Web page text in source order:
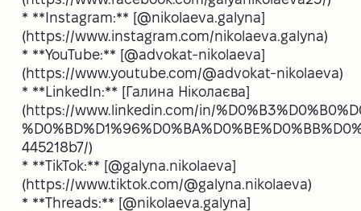
* **Instagram:** [@nikolaeva.galyna]
(https://www.instagram.com/nikolaeva.galyna)
* **YouTube:** [@advokat-nikolaeva]
(https://www.youtube.com/@advokat-nikolaeva)
* **LinkedIn:** [Галина Ніколаєва]
(https://www.linkedin.com/in/
445218b7/)
* **TikTok:** [@galyna.nikolaeva]
(https://www.tiktok.com/@galyna.nikolaeva)
* **Threads:** [@nikolaeva.galyna]